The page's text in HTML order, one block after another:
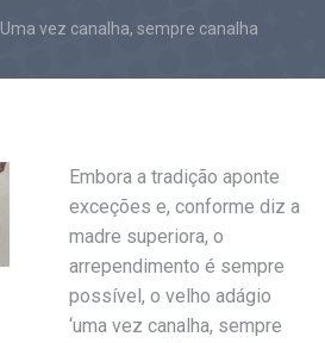
Uma vez canalha, sempre canalha
Embora a tradição aponte
exceções e, conforme diz a
madre superiora, o
arrependimento é sempre
possível, o velho adágio
‘uma vez canalha, sempre